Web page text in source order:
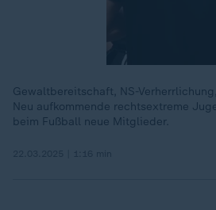
Gewaltbereitschaft, NS-
Neu aufkommende rechtsextreme
beim Fußball neue Mitglieder.